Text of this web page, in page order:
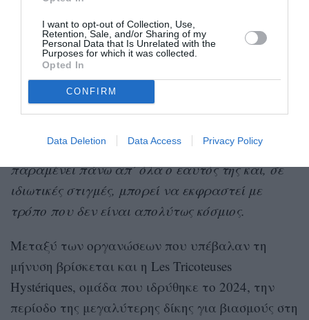
I want to opt-out of Collection, Use,
Retention, Sale, and/or Sharing of my
Personal Data that Is Unrelated with the
Purposes for which it was collected.
Opted In
CONFIRM
Data Deletion Data Access Privacy Policy
Απαντώντας στις αντιδράσεις, η Brigitte Macron
δήλωσε στο γαλλικό μέσο Brut ότι«λυπάται αν
πλήγωσε γυναίκες θύματα»
τα σχόλια που καταγράφηκαν στο βίντεο ως
ιδιωτικά». Ωστόσο πρόσθεσε ότι δεν μπορεί να
είναι σύζυγος του προέδρου της Δημοκρατίας,
παραμένει πάνω απ’ όλα ο εαυτός της και, σε
ιδιωτικές στιγμές, μπορεί να εκφραστεί με
τρόπο που δεν είναι απολύτως κόσμιος.
Μεταξύ των οργανώσεων που υπέβαλαν τη
μήνυση βρίσκεται και η Les Tricoteuses
Hystériques, ομάδα που ιδρύθηκε το 2024, την
περίοδο της μεγαλύτερης δίκης για βιασμούς στη